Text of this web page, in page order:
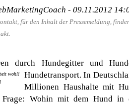
- 09.11.2012
für den Inhalt der Pressemeldung,
durch Hundegitter und
Hundetransport.In
Millionen Haushalte mit
Wohin mit dem Hund in